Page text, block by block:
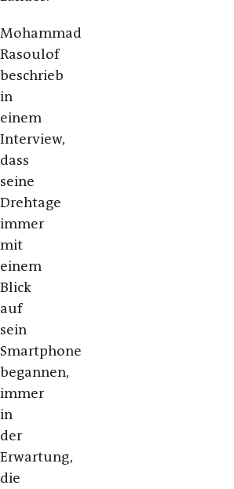
Mohammad
Rasoulof
beschrieb
in
einem
Interview,
dass
seine
Drehtage
immer
mit
einem
Blick
auf
sein
Smartphone
begannen,
immer
in
der
Erwartung,
die